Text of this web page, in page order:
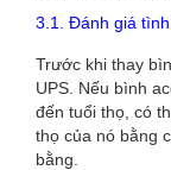
3.1. Đánh giá
Trước khi thay
UPS. Nếu bình
đến tuổi thọ, có
thọ của nó bằng
bằng.